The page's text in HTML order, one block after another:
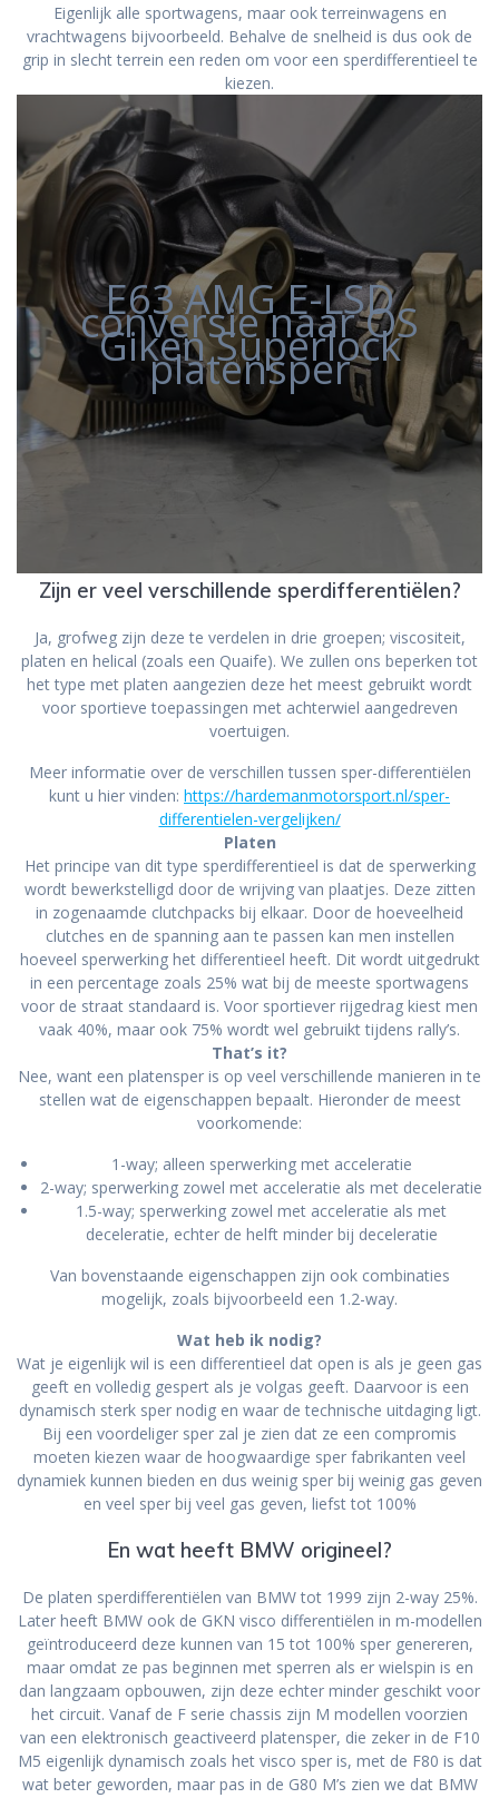
Eigenlijk alle sportwagens, maar ook terreinwagens en
vrachtwagens bijvoorbeeld. Behalve de snelheid is dus ook de
grip in slecht terrein een reden om voor een sperdifferentieel te
kiezen.
E63 AMG E-LSD
conversie naar OS
Giken Superlock
platensper
Zijn er veel verschillende sperdifferentiëlen?
Ja, grofweg zijn deze te verdelen in drie groepen; viscositeit,
platen en helical (zoals een Quaife). We zullen ons beperken tot
het type met platen aangezien deze het meest gebruikt wordt
voor sportieve toepassingen met achterwiel aangedreven
voertuigen.
Meer informatie over de verschillen tussen sper-differentiëlen
kunt u hier vinden: https://hardemanmotorsport.nl/sper-
differentielen-vergelijken/
Platen
Het principe van dit type sperdifferentieel is dat de sperwerking
wordt bewerkstelligd door de wrijving van plaatjes. Deze zitten
in zogenaamde clutchpacks bij elkaar. Door de hoeveelheid
clutches en de spanning aan te passen kan men instellen
hoeveel sperwerking het differentieel heeft. Dit wordt uitgedrukt
in een percentage zoals 25% wat bij de meeste sportwagens
voor de straat standaard is. Voor sportiever rijgedrag kiest men
vaak 40%, maar ook 75% wordt wel gebruikt tijdens rally’s.
That’s it?
Nee, want een platensper is op veel verschillende manieren in te
stellen wat de eigenschappen bepaalt. Hieronder de meest
voorkomende:
1-way; alleen sperwerking met acceleratie
2-way; sperwerking zowel met acceleratie als met deceleratie
1.5-way; sperwerking zowel met acceleratie als met
deceleratie, echter de helft minder bij deceleratie
Van bovenstaande eigenschappen zijn ook combinaties
mogelijk, zoals bijvoorbeeld een 1.2-way.
Wat heb ik nodig?
Wat je eigenlijk wil is een differentieel dat open is als je geen gas
geeft en volledig gespert als je volgas geeft. Daarvoor is een
dynamisch sterk sper nodig en waar de technische uitdaging ligt.
Bij een voordeliger sper zal je zien dat ze een compromis
moeten kiezen waar de hoogwaardige sper fabrikanten veel
dynamiek kunnen bieden en dus weinig sper bij weinig gas geven
en veel sper bij veel gas geven, liefst tot 100%
En wat heeft BMW origineel?
De platen sperdifferentiëlen van BMW tot 1999 zijn 2-way 25%.
Later heeft BMW ook de GKN visco differentiëlen in m-modellen
geïntroduceerd deze kunnen van 15 tot 100% sper genereren,
maar omdat ze pas beginnen met sperren als er wielspin is en
dan langzaam opbouwen, zijn deze echter minder geschikt voor
het circuit. Vanaf de F serie chassis zijn M modellen voorzien
van een elektronisch geactiveerd platensper, die zeker in de F10
M5 eigenlijk dynamisch zoals het visco sper is, met de F80 is dat
wat beter geworden, maar pas in de G80 M’s zien we dat BMW